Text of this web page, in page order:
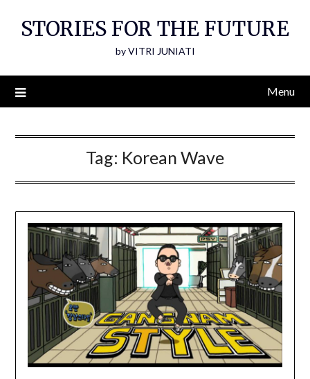
STORIES FOR THE FUTURE
by VITRI JUNIATI
Menu
Tag: Korean Wave